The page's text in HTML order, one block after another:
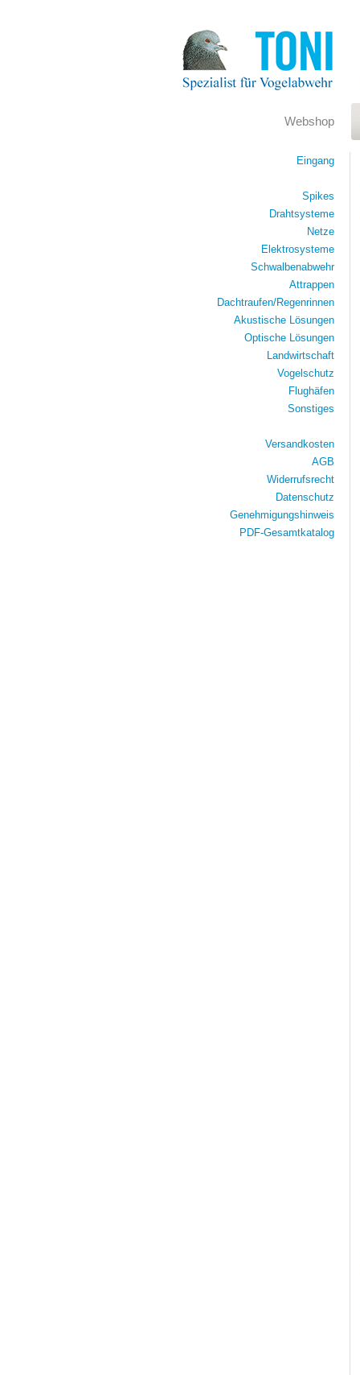
Webshop
Eingang
Spikes
Drahtsysteme
Netze
Elektrosysteme
Schwalbenabwehr
Attrappen
Dachtraufen/Regenrinnen
Akustische Lösungen
Optische Lösungen
Landwirtschaft
Vogelschutz
Flughäfen
Sonstiges
Versandkosten
AGB
Widerrufsrecht
Datenschutz
Genehmigungshinweis
PDF-Gesamtkatalog